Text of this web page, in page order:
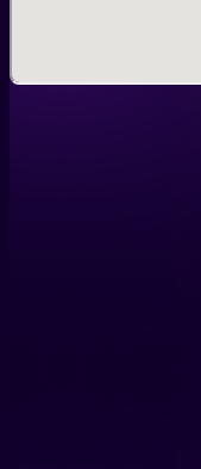
会場：渋谷𝗱𝘂𝗼